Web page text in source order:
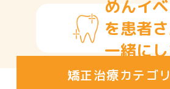
めんイ
を患者
一緒に
た。
矯正治療カテゴ